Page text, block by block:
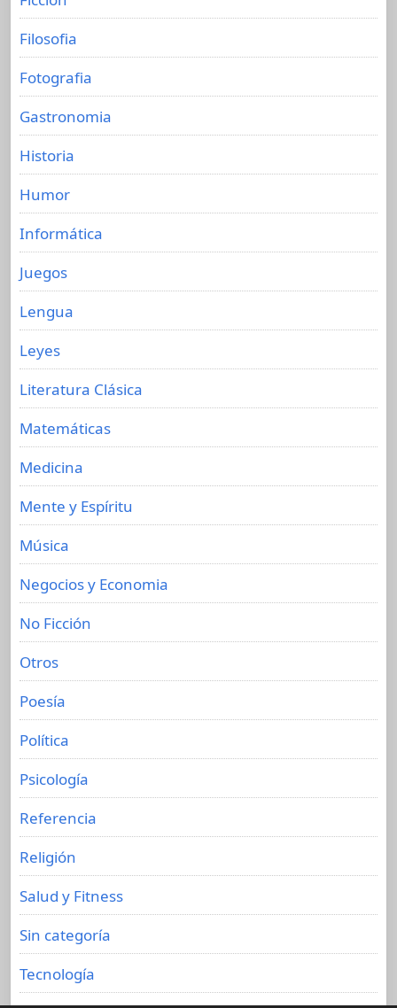
Filosofia
Fotografia
Gastronomia
Historia
Humor
Informática
Juegos
Lengua
Leyes
Literatura Clásica
Matemáticas
Medicina
Mente y Espíritu
Música
Negocios y Economia
No Ficción
Otros
Poesía
Política
Psicología
Referencia
Religión
Salud y Fitness
Sin categoría
Tecnología